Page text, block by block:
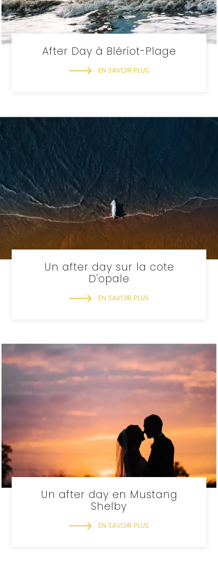
After Day à Blériot-Plage
EN SAVOIR PLUS
Un after day sur la cote
D'opale
EN SAVOIR PLUS
Un after day en Mustang
Shelby
EN SAVOIR PLUS